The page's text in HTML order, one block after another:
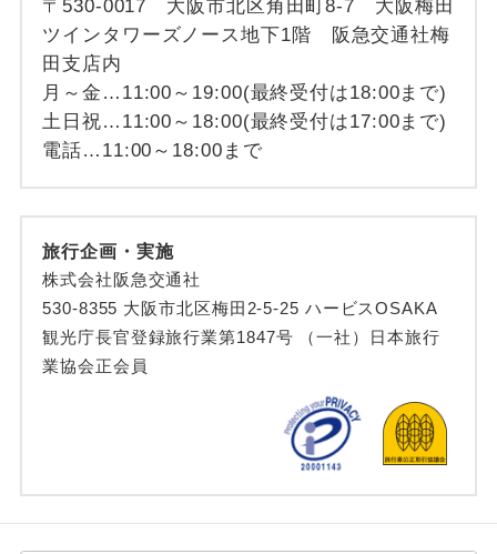
〒530-0017 大阪市北区角田町8-7 大阪梅田
ツインタワーズノース地下1階 阪急交通社梅
田支店内
月～金…11:00～19:00(最終受付は18:00まで)
土日祝…11:00～18:00(最終受付は17:00まで)
電話…11:00～18:00まで
旅行企画・実施
株式会社阪急交通社
530-8355 大阪市北区梅田2-5-25 ハービスOSAKA
観光庁長官登録旅行業第1847号 （一社）日本旅行
業協会正会員